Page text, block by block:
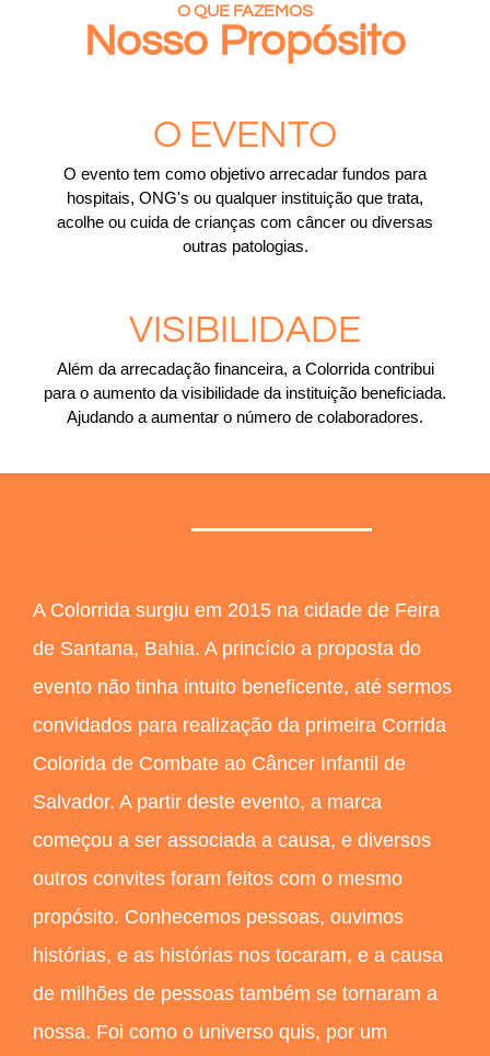
O QUE FAZEMOS
Nosso Propósito
O EVENTO
O evento tem como objetivo arrecadar fundos para
hospitais, ONG's ou qualquer instituição que trata,
acolhe ou cuida de crianças com câncer ou diversas
outras patologias.
VISIBILIDADE
Além da arrecadação financeira, a Colorrida contribui
para o aumento da visibilidade da instituição beneficiada.
Ajudando a aumentar o número de colaboradores.
A Colorrida surgiu em 2015 na cidade de Feira
de Santana, Bahia. A princício a proposta do
evento não tinha intuito beneficente, até sermos
convidados para realização da primeira Corrida
Colorida de Combate ao Câncer Infantil de
Salvador. A partir deste evento, a marca
começou a ser associada a causa, e diversos
outros convites foram feitos com o mesmo
propósito. Conhecemos pessoas, ouvimos
histórias, e as histórias nos tocaram, e a causa
de milhões de pessoas também se tornaram a
nossa. Foi como o universo quis, por um